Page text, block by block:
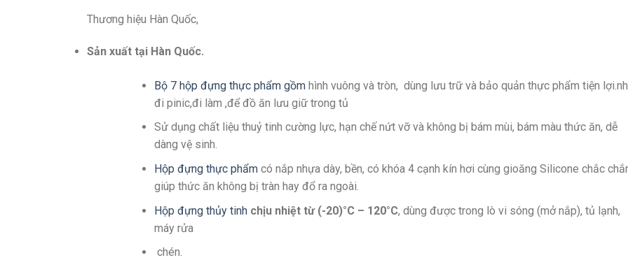
Thương hiệu Hàn Quốc,
Sản xuất tại Hàn Quốc.
Bộ 7 hộp đựng thực phẩm gồmhình vuông và tròn, dùng lưu trữ và bảo quản thực phẩm tiện
đi pinic,đi làm ,để đồ ăn lưu giữ trong tủ
Sử dụng chất liệu thuỷ tinh cường lực, hạn chế nứt vỡ và không bị bám mùi, bám màu thức ăn, dễ
dàng vệ sinh.
Hộp đựng thực phẩmcó nắp nhựa dày, bền, có khóa 4 cạnh kín hơi cùng gioăng Silicone chắc
giúp thức ăn không bị tràn hay đổ ra ngoài.
Hộp đựng thủy tinh chịu nhiệt từ (-20)°C – 120°C, dùng được trong lò vi sóng (mở nắp), tủ lạnh,
máy rửa
chén.